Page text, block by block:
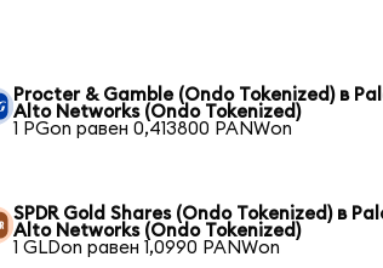
Procter & Gamble (Ondo Tokenized) в
Alto Networks (Ondo Tokenized)
1 PGon равен 0,413800 PANWon
SPDR Gold Shares (Ondo Tokenized) в
Alto Networks (Ondo Tokenized)
1 GLDon равен 1,0990 PANWon